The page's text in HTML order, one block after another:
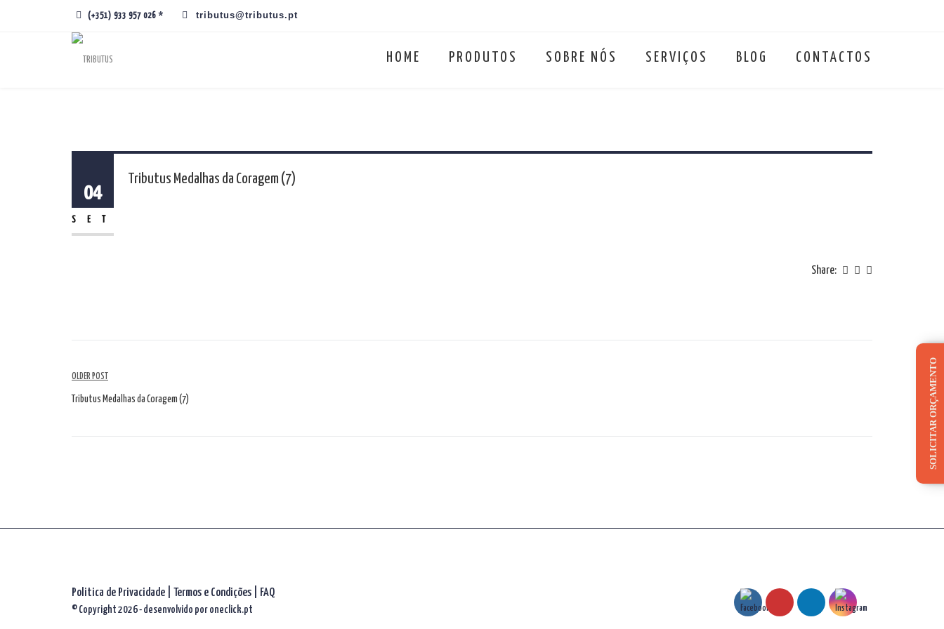
(+351) 933 957 026 * tributus@tributus.pt
HOME PRODUTOS SOBRE NÓS SERVIÇOS BLOG CONTACTOS
04
SET
Tributus Medalhas da Coragem (7)
Share:
Navegação
de
OLDER POST
Tributus Medalhas da Coragem (7)
Politica de Privacidade Termos e Condições FAQ
© Copyright 2026 - desenvolvido por oneclick.pt
SOLICITAR ORÇAMENTO